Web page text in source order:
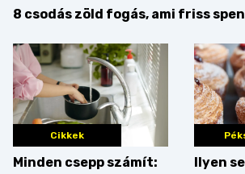
8 csodás zöld fogás, ami friss
Cikkek
Minden csepp számít: Ilyen